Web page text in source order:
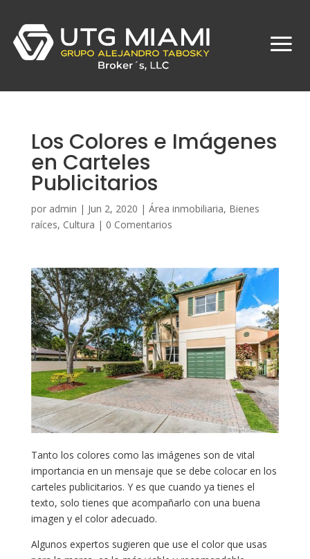
Los Colores e Imágenes
en Carteles
Publicitarios
por admin | Jun 2, 2020 | Área inmobiliaria, Bienes
raíces, Cultura | 0 Comentarios
Tanto los colores como las imágenes son de vital
importancia en un mensaje que se debe colocar en los
carteles publicitarios. Y es que cuando ya tienes el
texto, solo tienes que acompañarlo con una buena
imagen y el color adecuado.
Algunos expertos sugieren que use el color que usas